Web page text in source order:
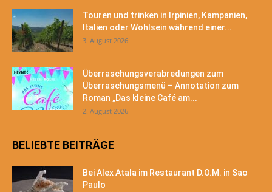
Touren und trinken in Irpinien, Kampanien,
Italien oder Wohlsein während einer...
3. August 2026
Überraschungsverabredungen zum
Überraschungsmenü – Annotation zum
Roman „Das kleine Café am...
2. August 2026
BELIEBTE BEITRÄGE
Bei Alex Atala im Restaurant D.O.M. in Sao
Paulo